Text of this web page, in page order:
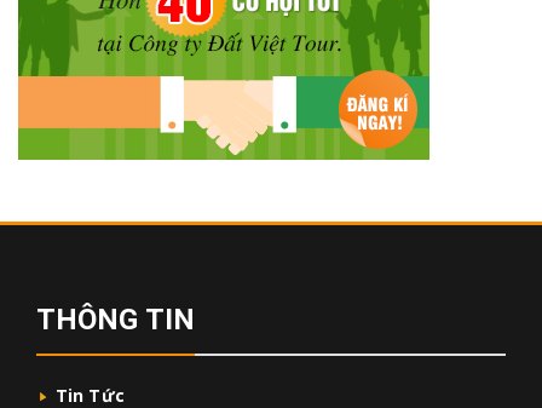
THÔNG TIN
Tin Tức